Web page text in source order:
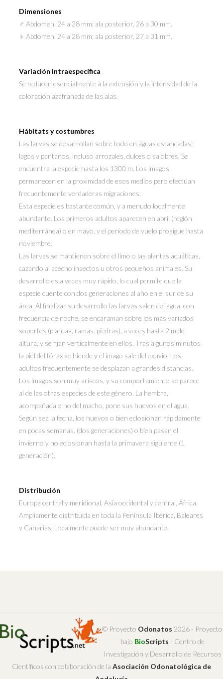
Dimensiones
♂ Abdomen, 24 a 28 mm; ala posterior, 26 a 30 mm.
♀ Abdomen, 24 a 28 mm; ala posterior, 27 a 31 mm.
Variación intraespecífica
Se reducen esencialmente a la extensión y la intensidad de la
coloración azafranada de las alas.
Hábitats y costumbres
Las larvas se desarrollan sobre todo en aguas estancadas:
lagos y pantanos, incluso arrozales, dulces o salobres. Se
encuentra la especie hasta los 1300 m. Los imagos
permanecen en la proximidad de esos medios pero efectúan
frecuentemente verdaderas migraciones.
Esta especie es bastante común, y a menudo localmente
abundante. Los primeros adultos aparecen en abril (región
mediterránea) o en mayo, y el período de vuelo prosigue hasta
noviembre.
Las larvas se mantienen sobre el limo o las plantas acuáticas,
cazando al acecho insectos u otros pequeños animales. Su
desarrollo es a veces muy rápido, lo cual permite que la
especie cuente con dos generaciones al año en el sur de su
área. Al finalizar su desarrollo las larvas salen del agua, con
frecuencia de noche, se encaraman sobre los más variados
soportes (plantas, ramas, piedras), a veces hasta 2 m de
altura, y se fijan verticalmente en ellos. Tras algunos minutos
la piel del tórax se hiende y el imago sale del exuvio. Los
adultos frecuentemente se desplazan a grandes distancias.
Los imagos son muy ariscos, y su comportamiento se parece
al de las otras especies de este género. La hembra,
acompañada o no del macho, pone sus huevos en el agua.
Según sea la fecha, los huevos o bien eclosionan rápidamente
en pocas semanas, (dos generaciones) o bien pasan el
invierno y no eclosionan hasta la primavera siguiente (1
generación).
Distribución
Europa central y meridional, Asia occidental y central, África.
Ampliamente distribuida en toda la Península Ibérica, Baleares
y Canarias. Localmente puede ser muy abundante.
© Proyecto Odonatos 2026 - Proyecto
bajo BioScripts - Centro de
Investigación y Desarrollo de Recursos
Científicos con colaboración de la Asociación Odonatológica de